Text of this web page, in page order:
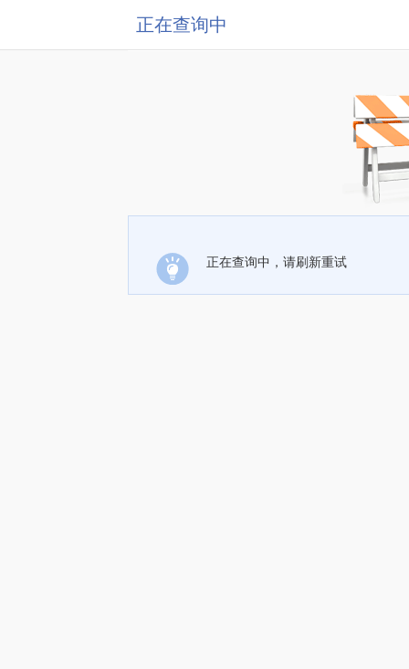
正在查询中
正在查询中，请刷新重试